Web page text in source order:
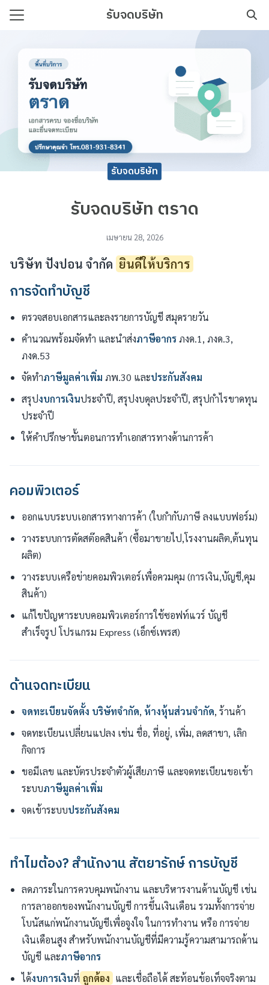
Skip
รับจดบริษัท
ษัท เริ่มต้นง่าย เอกสารครบ
รับจดบริษัท
รับจดบริษัท ตราด
เมษายน 28, 2026
บริษัท ปังปอน จำกัด ยินดีให้บริการ
การจัดทำบัญชี
ตรวจสอบเอกสารและลงรายการบัญชี สมุดรายวัน
คำนวณพร้อมจัดทำ และนำส่งภาษีอากรภงด.1, ภงด.3,
ภงด.53
จัดทำภาษีมูลค่าเพิ่ม ภพ.30 และประกันสังคม
สรุปงบการเงินประจำปี, สรุปงบดุลประจำปี, สรุปกำไรขาดทุน
ประจำปี
ให้คำปรึกษาขั้นตอนการทำเอกสารทางด้านการค้า
คอมพิวเตอร์
ออกแบบระบบเอกสารทางการค้า (ใบกำกับภาษี ลงแบบฟอร์ม)
วางระบบการตัดสต๊อคสินค้า (ซื้อมาขายไป,โรงงานผลิต,ต้นทุน
ผลิต)
วางระบบเครือข่ายคอมพิวเตอร์เพื่อควมคุม (การเงิน,บัญชี,คุม
สินค้า)
แก้ไขปัญหาระบบคอมพิวเตอร์การใช้ซอฟท์แวร์ บัญชี
สำเร็จรูป โปรแกรม Express (เอ็กซ์เพรส)
ด้านจดทะเบียน
จดทะเบียนจัดตั้ง บริษัทจำกัด, ห้างหุ้นส่วนจำกัด, ร้านค้า
จดทะเบียนเปลี่ยนแปลง เช่น ชื่อ, ที่อยู่, เพิ่ม, ลดสาขา, เลิก
กิจการ
ขอมีเลข และบัตรประจำตัวผู้เสียภาษี และจดทะเบียนขอเข้า
ระบบภาษีมูลค่าเพิ่ม
จดเข้าระบบประกันสังคม
ทำไมต้อง? สำนักงาน สัตยารักษ์ การบัญชี
ลดภาระในการควบคุมพนักงาน และบริหารงานด้านบัญชี เช่น
การลาออกของพนักงานบัญชี การขึ้นเงินเดือน รวมทั้งการจ่าย
โบนัสแก่พนักงานบัญชีเพื่อจูงใจ ในการทำงาน หรือ การจ่าย
เงินเดือนสูง สำหรับพนักงานบัญชีที่มีความรู้ความสามารถด้าน
บัญชี และภาษีอากร
ได้งบการเงินที่ ถูกต้อง และเชื่อถือได้ สะท้อนข้อเท็จจริงตาม